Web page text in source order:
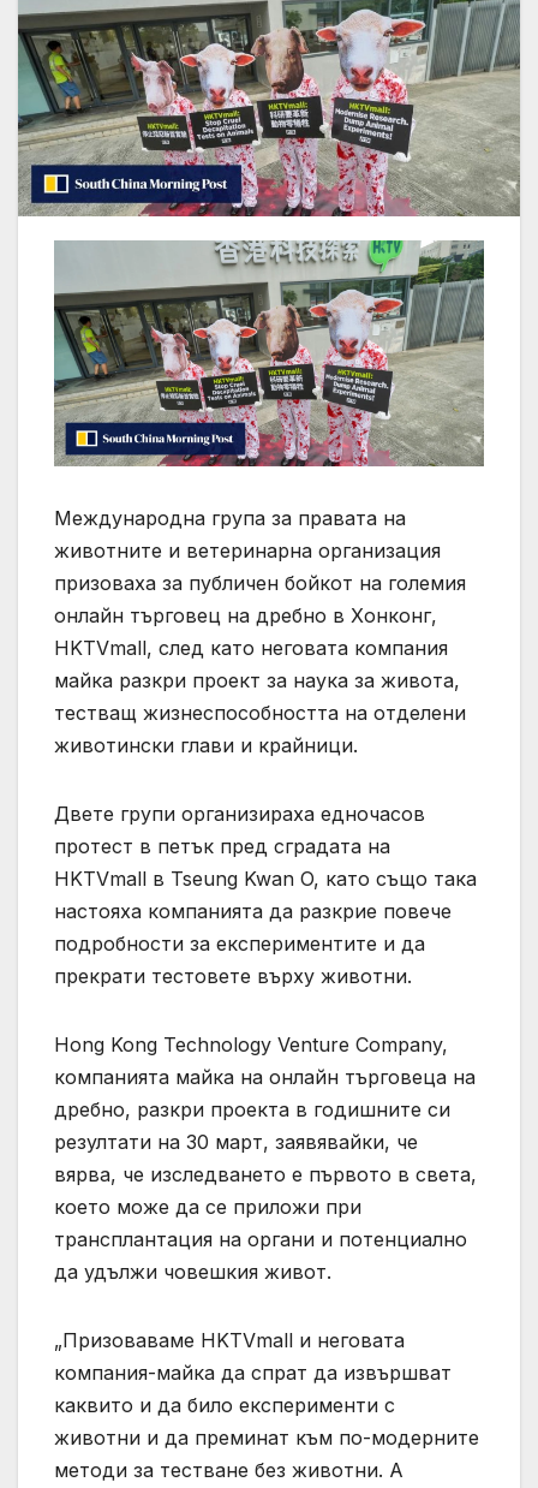
Международна група за правата на
животните и ветеринарна организация
призоваха за публичен бойкот на големия
онлайн търговец на дребно в Хонконг,
HKTVmall, след като неговата компания
майка разкри проект за наука за живота,
тестващ жизнеспособността на отделени
животински глави и крайници.
Двете групи организираха едночасов
протест в петък пред сградата на
HKTVmall в Tseung Kwan O, като също така
настояха компанията да разкрие повече
подробности за експериментите и да
прекрати тестовете върху животни.
Hong Kong Technology Venture Company,
компанията майка на онлайн търговеца на
дребно, разкри проекта в годишните си
резултати на 30 март, заявявайки, че
вярва, че изследването е първото в света,
което може да се приложи при
трансплантация на органи и потенциално
да удължи човешкия живот.
„Призоваваме HKTVmall и неговата
компания-майка да спрат да извършват
каквито и да било експерименти с
животни и да преминат към по-модерните
методи за тестване без животни. А